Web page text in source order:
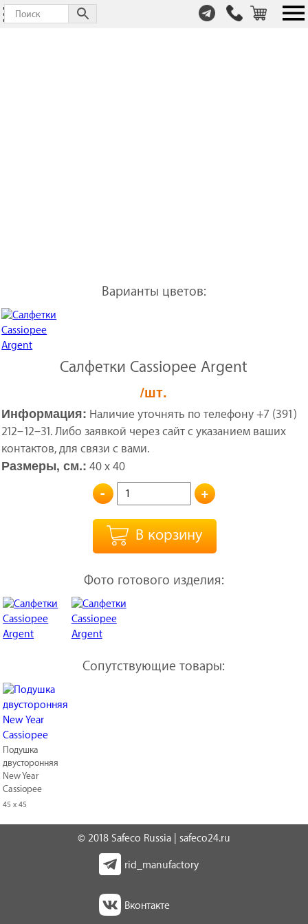
т.
Варианты цветов:
Салфетки Cassiopee Argent
/шт.
Информация: Наличие уточнять по телефону +7 (391)
212‒12‒31. Либо заявкой через сайт с указанием ваших
контактов, для связи с вами.
Размеры, см.: 40 x 40
- +
В корзину
Фото готового изделия:
Сопутствующие товары:
Подушка
двусторонняя
New Year
Cassiopee
45 x 45
© 2018 Safeco Russia | safeco24.ru
rid_manufactory
Вконтакте